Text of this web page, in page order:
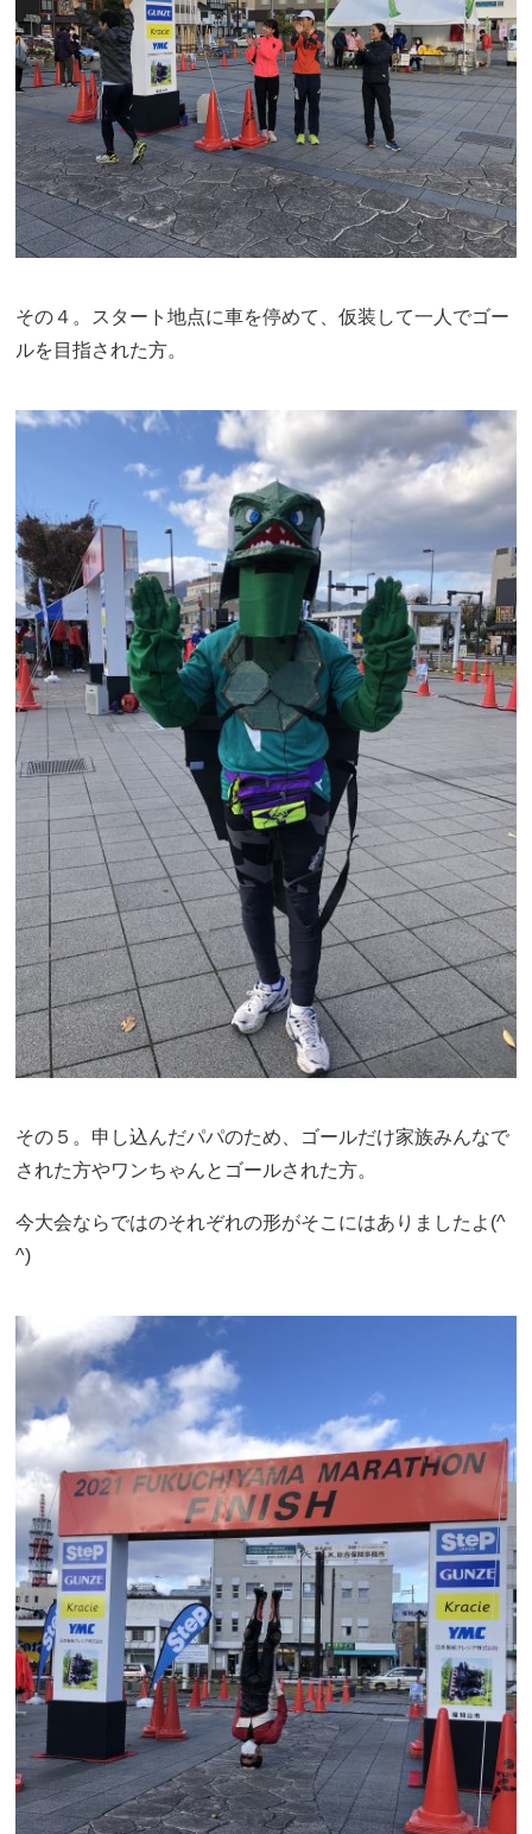
その４。スタート地点に車を停めて、仮装して一人でゴー
ルを目指された方。
その５。申し込んだパパのため、ゴールだけ家族みんなで
された方やワンちゃんとゴールされた方。
今大会ならではのそれぞれの形がそこにはありましたよ(^
^)